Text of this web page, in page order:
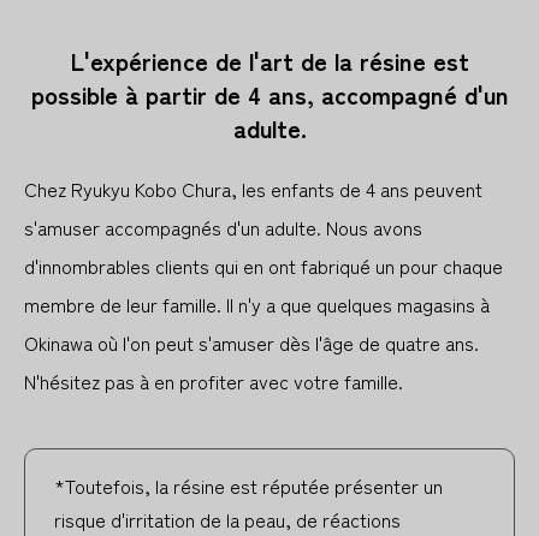
L'expérience de l'art de la résine est
possible à partir de 4 ans, accompagné d'un
adulte.
Chez Ryukyu Kobo Chura, les enfants de 4 ans peuvent
s'amuser accompagnés d'un adulte. Nous avons
d'innombrables clients qui en ont fabriqué un pour chaque
membre de leur famille. Il n'y a que quelques magasins à
Okinawa où l'on peut s'amuser dès l'âge de quatre ans.
N'hésitez pas à en profiter avec votre famille.
*Toutefois, la résine est réputée présenter un
risque d'irritation de la peau, de réactions